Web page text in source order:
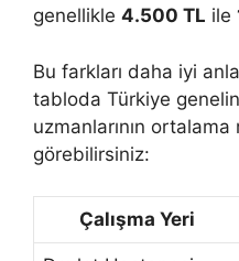
genellikle 4.500 TL ile
Bu farkları daha iyi
tabloda Türkiye
uzmanlarının ortalama
görebilirsiniz:
Çalışma Yeri